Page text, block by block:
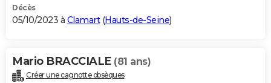
BONS PLANS
Carte de Noël
Carte Bonne année
Carte Saint-Valentin
Carte Pâques
Carte d'anniversaire
DICTIONNAIRE
Décès
05/10/2023 à Clamart(Hauts-de-Seine)
Mario BRACCIALE (81 ans)
Créer une cagnotte obsèques